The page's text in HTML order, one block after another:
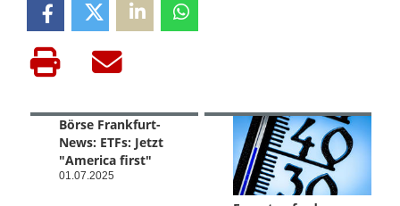
Börse Frankfurt-
News: ETFs: Jetzt
"America first"
01.07.2025